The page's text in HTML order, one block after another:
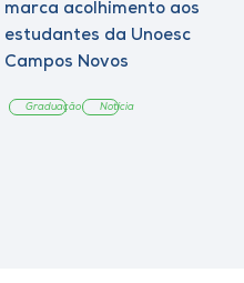
marca acolhimento aos
estudantes da Unoesc
Campos Novos
Graduação Notícia